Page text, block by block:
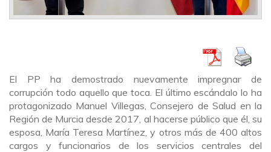
El PP ha demostrado nuevamente impregnar de
corrupción todo aquello que toca. El último escándalo lo ha
protagonizado Manuel Villegas, Consejero de Salud en la
Región de Murcia desde 2017, al hacerse público que él, su
esposa, María Teresa Martínez, y otros más de 400 altos
cargos y funcionarios de los servicios centrales del